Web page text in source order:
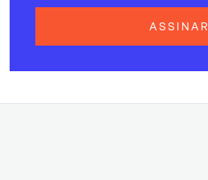
ASSINAR